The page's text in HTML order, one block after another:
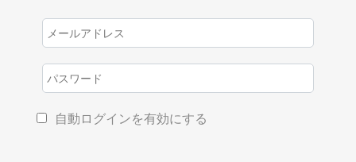
自動ログインを有効にする